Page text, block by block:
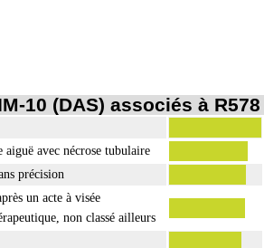
10 (DAS) associés à R578
aiguë avec nécrose tubulaire
précision
un acte à visée
non classé ailleurs